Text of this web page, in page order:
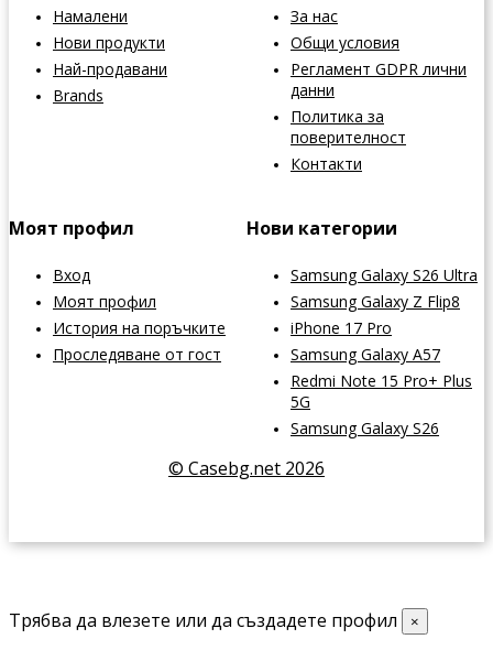
Намалени
Нови продукти
Най-продавани
Brands
За нас
Общи условия
Регламент GDPR лични
данни
Политика за
поверителност
Контакти
Моят профил
Вход
Моят профил
История на поръчките
Проследяване от гост
Нови категории
Samsung Galaxy S26 Ultra
Samsung Galaxy Z Flip8
iPhone 17 Pro
Samsung Galaxy A57
Redmi Note 15 Pro+ Plus
5G
Samsung Galaxy S26
© Casebg.net 2026
Трябва да влезете или да създадете профил ×